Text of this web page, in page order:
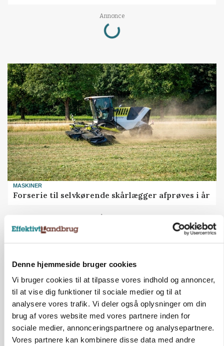
Denne hjemmeside bruger cookies
Vi bruger cookies til at tilpasse vores indhold og annoncer,
til at vise dig funktioner til sociale medier og til at
analysere vores trafik. Vi deler også oplysninger om din
brug af vores website med vores partnere inden for
sociale medier, annonceringspartnere og analysepartnere.
Vores partnere kan kombinere disse data med andre
Annonce
Loading...
MASKINER
Forserie til selvkørende skårlægger afprøves i år
Annonce